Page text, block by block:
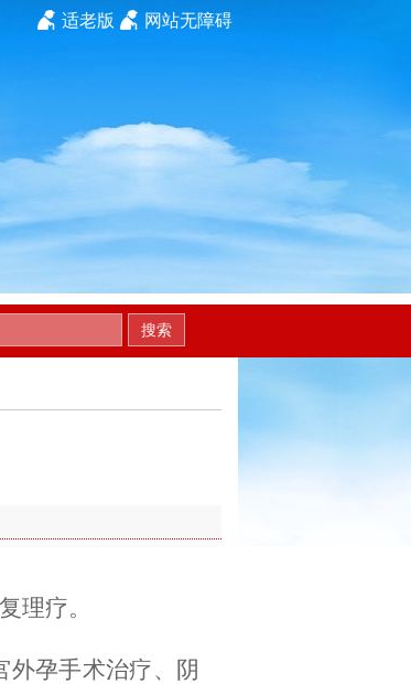
网站无障碍
适老版
搜索
理疗。
外孕手术治疗、阴